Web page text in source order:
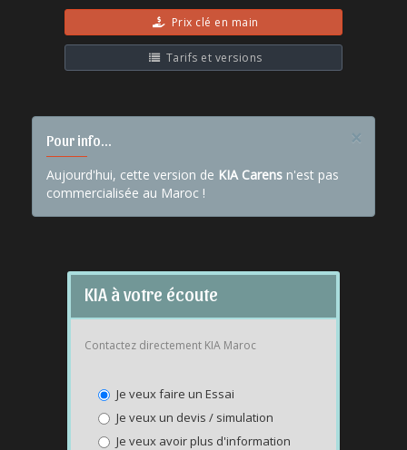
Prix clé en main
Tarifs et versions
×
Pour info...
Aujourd'hui, cette version de KIA Carens n'est pas
commercialisée au Maroc !
KIA à votre écoute
Contactez directement KIA Maroc
Je veux faire un Essai
Je veux un devis / simulation
Je veux avoir plus d'information